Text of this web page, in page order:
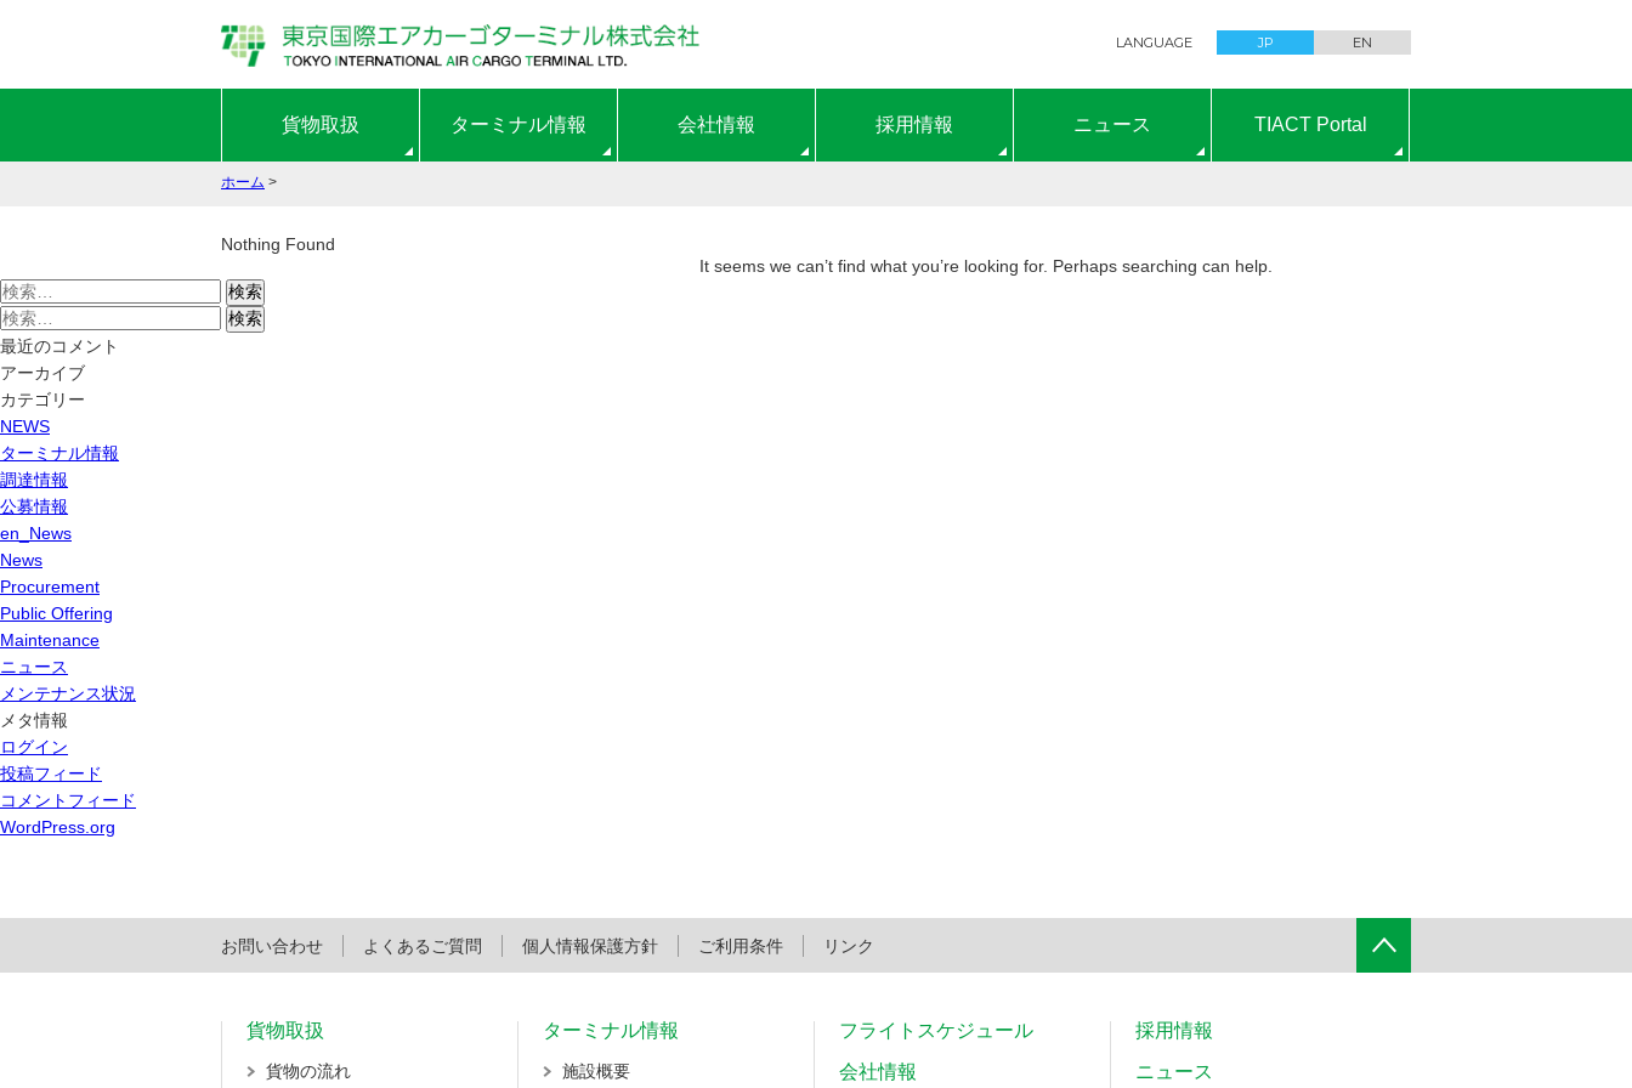
LANGUAGE JP EN
貨物取扱 ターミナル情報 会社情報 採用情報 ニュース TIACT Portal
ホーム >
Nothing Found
It seems we can’t find what you’re looking for. Perhaps searching can help.
検
索:
検
索:
最近のコメント
アーカイブ
カテゴリー
NEWS
ターミナル情報
調達情報
公募情報
en_News
News
Procurement
Public Offering
Maintenance
ニュース
メンテナンス状況
メタ情報
ログイン
投稿フィード
コメントフィード
WordPress.org
お問い合わせ よくあるご質問 個人情報保護方針 ご利用条件 リンク
貨物取扱
貨物の流れ
ターミナル情報
施設概要
フライトスケジュール
会社情報
採用情報
ニュース